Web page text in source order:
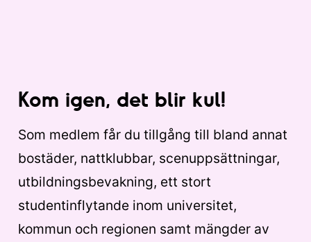
Kom igen, det blir kul!
Som medlem får du tillgång till bland annat
bostäder, nattklubbar, scenuppsättningar,
utbildningsbevakning, ett stort
studentinflytande inom universitet,
kommun och regionen samt mängder av